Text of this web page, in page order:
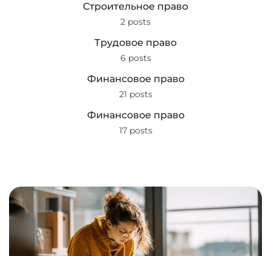
Строительное право
2 posts
Трудовое право
6 posts
Финансовое право
21 posts
Финансовое право
17 posts